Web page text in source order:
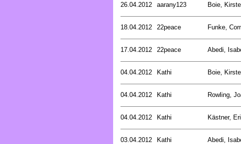
26.04.2012 aarany123 Boie,
18.04.2012 22peace Funke,
17.04.2012 22peace Abedi,
04.04.2012 Kathi Boie,
04.04.2012 Kathi Rowling,
04.04.2012 Kathi Kästner,
03.04.2012 Kathi Abedi,